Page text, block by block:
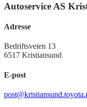
Autoservice AS
Adresse
Bedriftsveien 13
6517 Kristiansund
E-post